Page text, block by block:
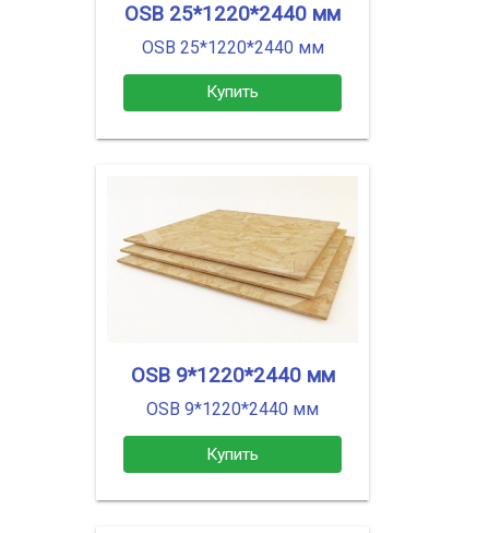
OSB 25*1220*2440 мм
OSB 25*1220*2440 мм
Купить
OSB 9*1220*2440 мм
OSB 9*1220*2440 мм
Купить